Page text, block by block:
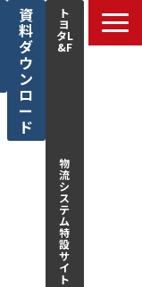
資
料
ダ
ウ
ン
ロ
ー
ド
ト
ヨ
タL
&F
物
流
シ
ス
テ
ム
特
設
サ
イ
ト